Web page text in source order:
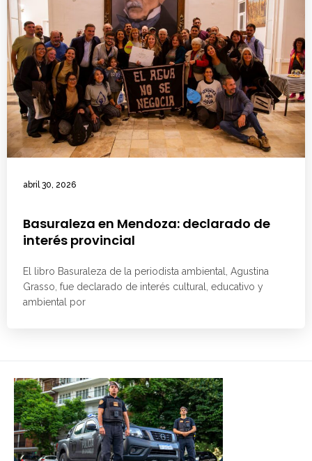
abril 30, 2026
Basuraleza en Mendoza: declarado de
interés provincial
El libro Basuraleza de la periodista ambiental, Agustina
Grasso, fue declarado de interés cultural, educativo y
ambiental por